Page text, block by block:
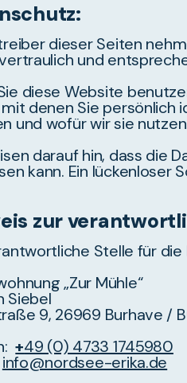
dieser Seiten
und
diese Website
denen Sie persönlich
und wofür wir sie
darauf hin, dass die
kann. Ein lückenloser
zur
Stelle für
„Zur Mühle“
Siebel
9, 26969 Burhave /
+49 (0) 4733 1745980
info@nordsee-erika.de